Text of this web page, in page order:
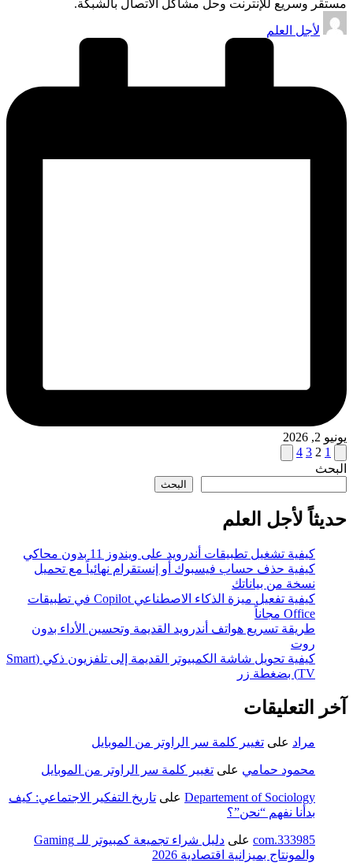
مستقر وسريع للإنترنت وحل مشاكل الاتصال بالشبكة.
تمّ
النشرلأجل العلم
يونيو 2, 2026
تعدد
صفحات
المقالات
الصفحة
السابقة
1
2
3
4 الصفحة
البحث
البحث
حديثاً لأجل العلم
كيفية تشغيل تطبيقات أندرويد على ويندوز 11 بدون محاكي
كيفية حذف حساب فيسبوك أو إنستقرام نهائياً مع تحميل
نسخة من بياناتك
كيفية تفعيل ميزة الذكاء الاصطناعي Copilot في تطبيقات
Office مجاناً
طريقة تسريع هواتف أندرويد القديمة وتحسين الأداء بدون
روت
كيفية تحويل شاشة الكمبيوتر القديمة إلى تلفزيون ذكي (Smart
TV) بضغطة زر
آخر التعليقات
مراد على تغيير كلمة سر الراوتر من الموبايل
محمود حمامي على تغيير كلمة سر الراوتر من الموبايل
Departement of Sociology على تاريخ التفكير الاجتماعي: كيف
بدأنا نفهم “نحن”؟
333985.com على
دليل شراء تجميعة كمبيوتر للـ Gaming
والمونتاج بميزانية اقتصادية 2026